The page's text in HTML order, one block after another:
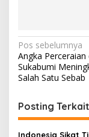
N
a
v
i
g
a
Pos sebelumnya
Angka Perceraian
Sukabumi
Salah Satu Sebab
Posting Terkait
Indonesia Sikat